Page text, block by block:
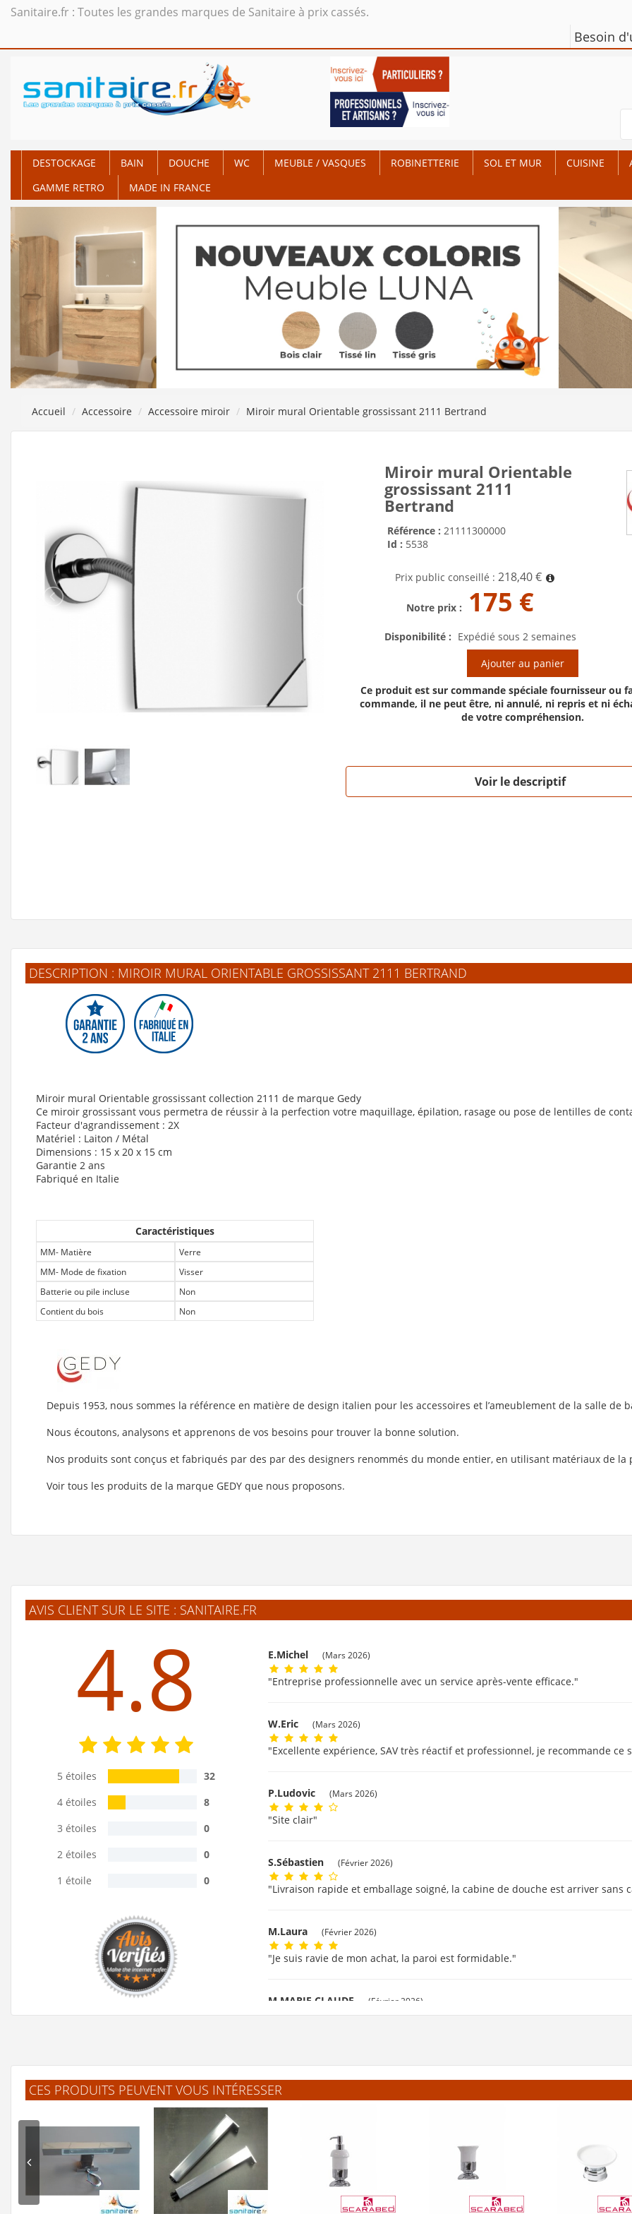
Sanitaire.fr : Toutes les grandes marques de Sanitaire à prix cassés.
Besoin
DESTOCKAGE BAIN DOUCHE WC MEUBLE / VASQUES ROBINETTERIE SOL ET MUR CUISINE
GAMME RETRO
MADE IN FRANCE
Accueil Accessoire Accessoire miroir Miroir mural Orientable grossissant 2111 Bertrand
Miroir mural Orientable
grossissant 2111
Bertrand
Référence : 21111300000
Id : 5538
Prix public conseillé : 218,40 €
Notre prix : 175 €
Disponibilité : Expédié sous 2 semaines
Ajouter au panier
Ce produit est sur commande spéciale fournisseur ou
commande, il ne peut être, ni annulé, ni repris et ni
de votre compréhension.
Voir le descriptif
DESCRIPTION : MIROIR MURAL ORIENTABLE GROSSISSANT 2111 BERTRAND
Miroir mural Orientable grossissant collection 2111 de marque Gedy
Ce miroir grossissant vous permetra de réussir à la perfection votre maquillage, épilation, rasage ou pose de lentilles de
Facteur d'agrandissement : 2X
Matériel : Laiton / Métal
Dimensions : 15 x 20 x 15 cm
Garantie 2 ans
Fabriqué en Italie
Caractéristiques
MM- Matière
Verre
MM- Mode de fixation
Visser
Batterie ou pile incluse
Non
Contient du bois
Non
Depuis 1953, nous sommes la référence en matière de design italien pour les accessoires et l’ameublement de la salle de
Nous écoutons, analysons et apprenons de vos besoins pour trouver la bonne solution.
Nos produits sont conçus et fabriqués par des par des designers renommés du monde entier, en utilisant matériaux de la
Voir tous les produits de la marque GEDY que nous proposons.
AVIS CLIENT SUR LE SITE : SANITAIRE.FR
4.8
5 étoiles
32
4 étoiles
8
3 étoiles
0
2 étoiles
0
1 étoile
0
E.Michel (Mars 2026)
"Entreprise professionnelle avec un service après-vente efficace."
W.Eric (Mars 2026)
"Excellente expérience, SAV très réactif et professionnel, je recommande ce
P.Ludovic (Mars 2026)
"Site clair"
S.Sébastien (Février 2026)
"Livraison rapide et emballage soigné, la cabine de douche est arriver sans
M.Laura (Février 2026)
"Je suis ravie de mon achat, la paroi est formidable."
M.MARIE CLAUDE (Février 2026)
F.Laurent
"J'ai trouvé facilement mes produits. Livraison rapide et bien emballé.
(Février 2026)
"L'article corresprond à la description. Livraison rapide."
(Février 2026)
CES PRODUITS PEUVENT VOUS INTÉRESSER